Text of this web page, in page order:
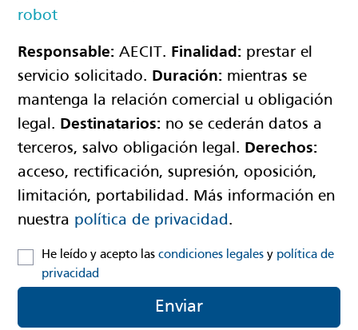
robot
Responsable: AECIT. Finalidad: prestar el
servicio solicitado.
Duración: mientras se
mantenga la relación comercial u obligación
legal.
Destinatarios: no se cederán datos a
terceros, salvo obligación legal.
Derechos:
acceso, rectificación, supresión, oposición,
limitación, portabilidad. Más información en
nuestra política de privacidad.
He leído y acepto lascondiciones legales y política de
privacidad
Enviar